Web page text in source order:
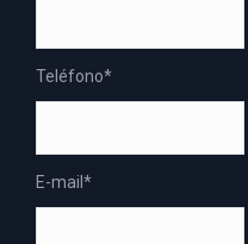
Teléfono*
E-mail *